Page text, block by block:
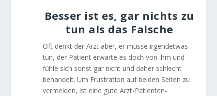
Besser ist es, gar nichts zu
tun als das Falsche
Oft denkt der Arzt aber, er müsse irgendetwas
tun, der Patient erwarte es doch von ihm und
fühle sich sonst gar nicht und daher schlecht
behandelt. Um Frustration auf beiden Seiten zu
vermeiden, ist eine gute Arzt-Patienten-